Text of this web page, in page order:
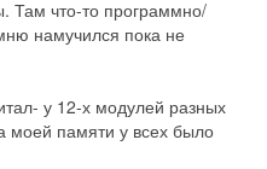
Там что-то программно/
намучился пока не
у 12-х модулей разных
моей памяти у всех было